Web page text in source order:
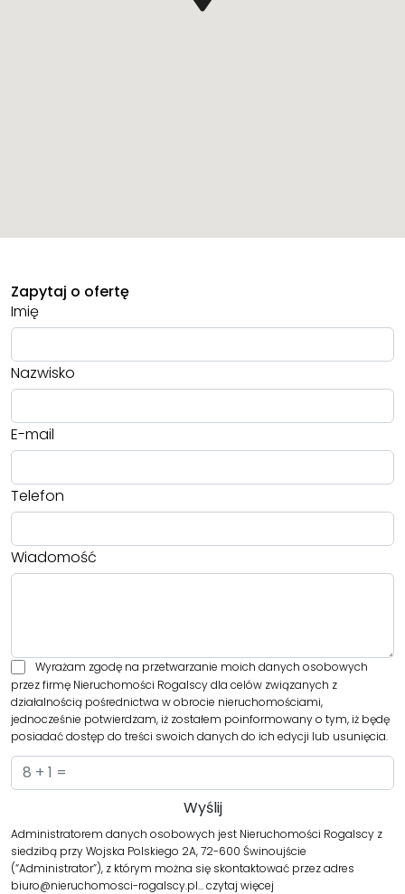
Zapytaj o ofertę
Imię
Nazwisko
E-mail
Telefon
Wiadomość
Wyrażam zgodę na przetwarzanie moich danych osobowych
przez firmę Nieruchomości Rogalscy dla celów związanych z
działalnością pośrednictwa w obrocie nieruchomościami,
jednocześnie potwierdzam, iż zostałem poinformowany o tym, iż będę
posiadać dostęp do treści swoich danych do ich edycji lub usunięcia.
Administratorem danych osobowych jest Nieruchomości Rogalscy z
siedzibą przy Wojska Polskiego 2A, 72-600 Świnoujście
(“Administrator”), z którym można się skontaktować przez adres
biuro@nieruchomosci-rogalscy.pl…czytaj więcej